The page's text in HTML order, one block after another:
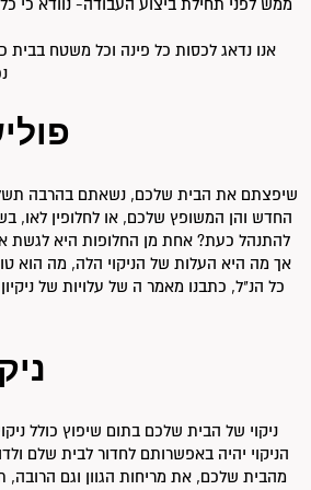
ממש לפני תחילת ביצוע העבודה- נוודא כי
אנו נדאג לכסות כל פינה וכל משטח בבית
שיפצתם את הבית שלכם, נשאתם בהרבה
החדש והן המשופץ שלכם, או לחלופין לאו,
להתנהל כעת? אחת מן החלופות היא לגשת
אך מה היא העלות של הניקוי הלה, מה הוא
כל הנ"ל, כתבנו מאמר ה של עלויות של
ניקוי של הבית שלכם בתום שיפוץ כולל
הניקוי יהיה באפשרותם לחדור לבית שלם
מהבית שלכם, את מריחות הגוון וגם